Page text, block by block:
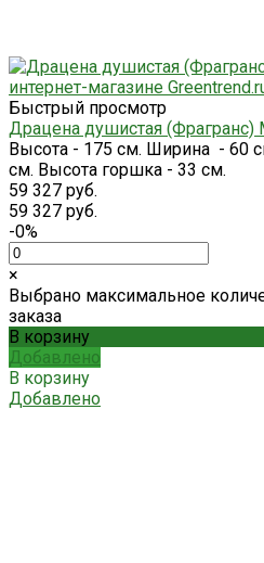
Быстрый просмотр
Драцена душистая (Фрагранс)
Высота - 175 см. Ширина - 60
см. Высота горшка - 33 см.
59 327 руб.
59 327 руб.
-0%
×
Выбрано максимальное
заказа
В корзину
Добавлено
В корзину
Добавлено